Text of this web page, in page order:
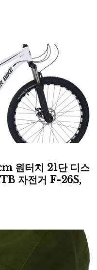
원터치 21단 디스
자전거 F-26S,